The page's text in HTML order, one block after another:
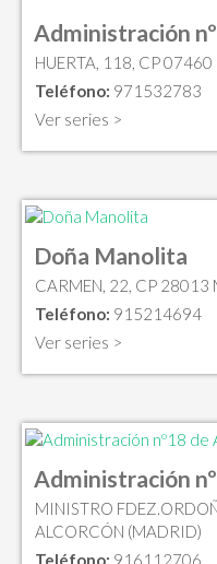
Administración
HUERTA, 118, CP 07460
Teléfono: 971532783
Ver series >
Doña Manolita
CARMEN, 22, CP 28013
Teléfono: 915214694
Ver series >
Administración
MINISTRO
ALCORCÓN (MADRID)
Teléfono: 916112706